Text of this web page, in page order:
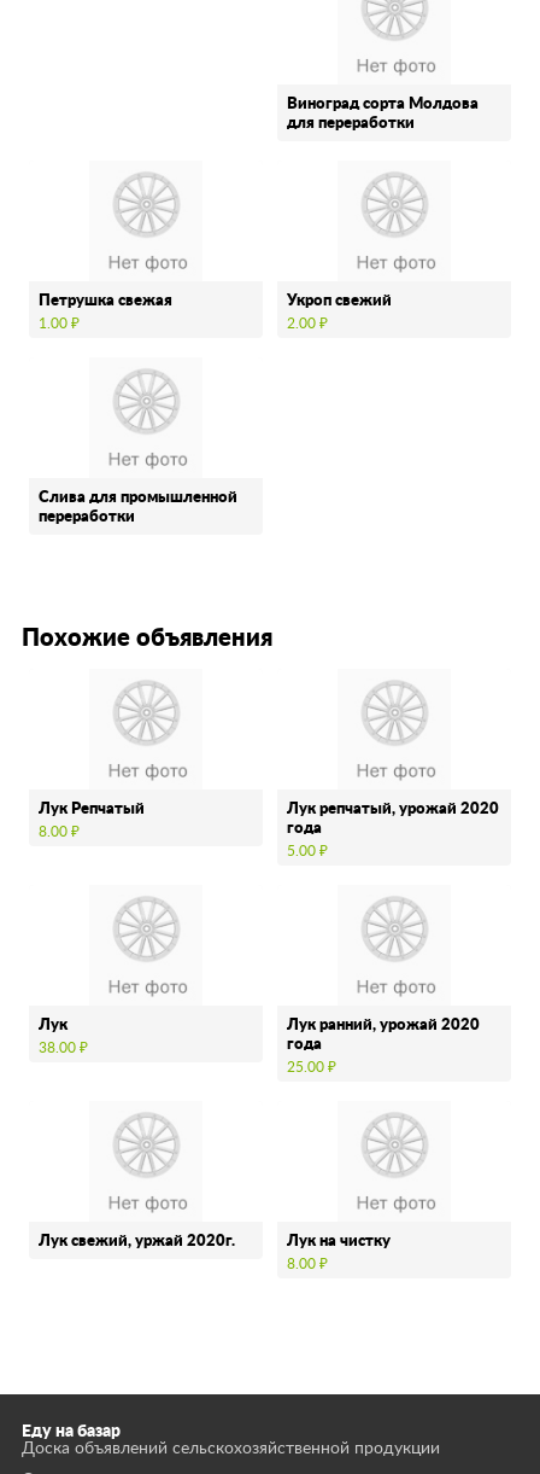
Виноград сорта Молдова
для переработки
Петрушка свежая
1.00 ₽
Укроп свежий
2.00 ₽
Слива для промышленной
переработки
Похожие объявления
Лук Репчатый
8.00 ₽
Лук репчатый, урожай 2020
года
5.00 ₽
Лук
38.00 ₽
Лук ранний, урожай 2020
года
25.00 ₽
Лук свежий, уржай 2020г. Лук на чистку
8.00 ₽
Еду на базар
Доска объявлений сельскохозяйственной продукции